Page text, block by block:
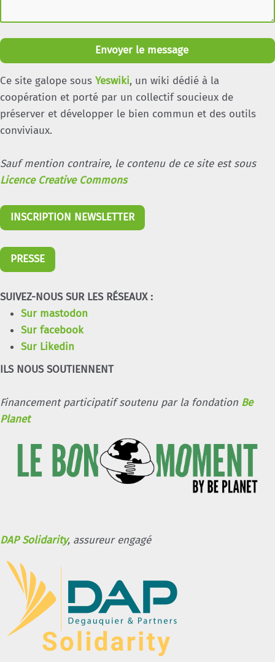
Envoyer le message
Ce site galope sous Yeswiki, un wiki dédié à la
coopération et porté par un collectif soucieux de
préserver et développer le bien commun et des outils
conviviaux.
Sauf mention contraire, le contenu de ce site est sous
Licence Creative Commons
INSCRIPTION NEWSLETTER
PRESSE
SUIVEZ-NOUS SUR LES RÉSEAUX :
Sur mastodon
Sur facebook
Sur Likedin
ILS NOUS SOUTIENNENT
Financement participatif soutenu par la fondation Be
Planet
DAP Solidarity, assureur engagé